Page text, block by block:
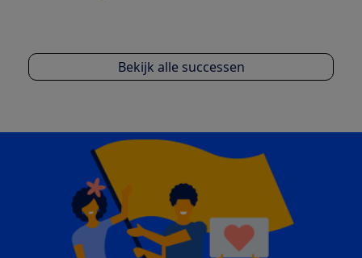
Bekijk alle successen